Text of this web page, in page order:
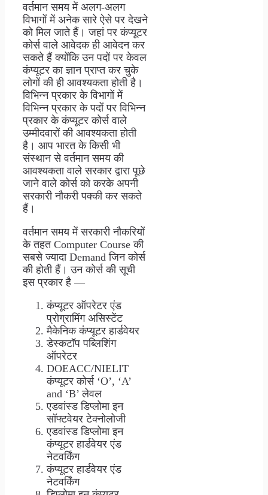
वर्तमान समय में अलग-अलग
विभागों में अनेक सारे ऐसे पर देखने
को मिल जाते हैं। जहां पर कंप्यूटर
कोर्स वाले आवेदक ही आवेदन कर
सकते हैं क्योंकि उन पदों पर केवल
कंप्यूटर का ज्ञान प्राप्त कर चुके
लोगों की ही आवश्यकता होती है।
विभिन्न प्रकार के विभागों में
विभिन्न प्रकार के पदों पर विभिन्न
प्रकार के कंप्यूटर कोर्स वाले
उम्मीदवारों की आवश्यकता होती
है। आप भारत के किसी भी
संस्थान से वर्तमान समय की
आवश्यकता वाले सरकार द्वारा पूछे
जाने वाले कोर्स को करके अपनी
सरकारी नौकरी पक्की कर सकते
हैं।
वर्तमान समय में सरकारी नौकरियों
के तहत Computer Course की
सबसे ज्यादा Demand जिन कोर्स
की होती हैं। उन कोर्स की सूची
इस प्रकार है —
कंप्यूटर ऑपरेटर एंड
प्रोग्रामिंग असिस्टेंट
मैकेनिक कंप्यूटर हार्डवेयर
डेस्कटॉप पब्लिशिंग
ऑपरेटर
DOEACC/NIELIT
कंप्यूटर कोर्स ‘O’, ‘A’
and ‘B’ लेवल
एडवांस्ड डिप्लोमा इन
सॉफ्टवेयर टेक्नोलोजी
एडवांस्ड डिप्लोमा इन
कंप्यूटर हार्डवेयर एंड
नेटवर्किंग
कंप्यूटर हार्डवेयर एंड
नेटवर्किंग